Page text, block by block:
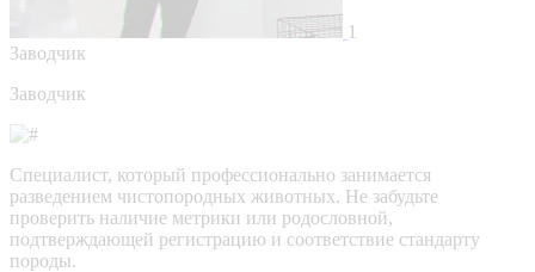
1
Заводчик
Заводчик
Специалист, который профессионально занимается
разведением чистопородных животных. Не забудьте
проверить наличие метрики или родословной,
подтверждающей регистрацию и соответствие стандарту
породы.